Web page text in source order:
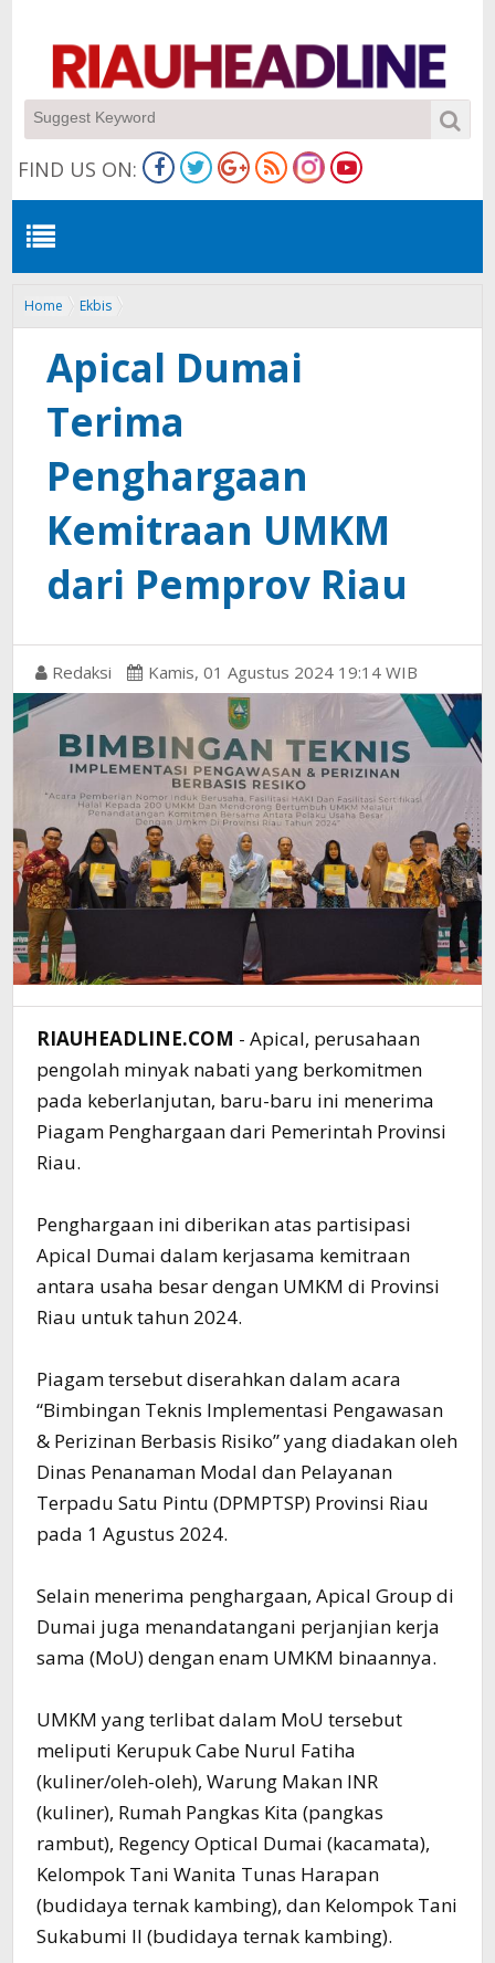
FIND US ON:
Home
Ekbis
Apical Dumai Terima Penghargaan Kemitraan UMKM dari Pemprov
Apical Dumai
Terima
Penghargaan
Kemitraan UMKM
dari Pemprov Riau
Redaksi Kamis, 01 Agustus 2024 19:14 WIB
RIAUHEADLINE.COM - Apical, perusahaan
pengolah minyak nabati yang berkomitmen
pada keberlanjutan, baru-baru ini menerima
Piagam Penghargaan dari Pemerintah Provinsi
Riau.
Penghargaan ini diberikan atas partisipasi
Apical Dumai dalam kerjasama kemitraan
antara usaha besar dengan UMKM di Provinsi
Riau untuk tahun 2024.
Piagam tersebut diserahkan dalam acara
“Bimbingan Teknis Implementasi Pengawasan
& Perizinan Berbasis Risiko” yang diadakan oleh
Dinas Penanaman Modal dan Pelayanan
Terpadu Satu Pintu (DPMPTSP) Provinsi Riau
pada 1 Agustus 2024.
Selain menerima penghargaan, Apical Group di
Dumai juga menandatangani perjanjian kerja
sama (MoU) dengan enam UMKM binaannya.
UMKM yang terlibat dalam MoU tersebut
meliputi Kerupuk Cabe Nurul Fatiha
(kuliner/oleh-oleh), Warung Makan INR
(kuliner), Rumah Pangkas Kita (pangkas
rambut), Regency Optical Dumai (kacamata),
Kelompok Tani Wanita Tunas Harapan
(budidaya ternak kambing), dan Kelompok Tani
Sukabumi II (budidaya ternak kambing).